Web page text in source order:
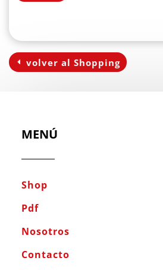
volver al Shopping
MENÚ
Shop
Pdf
Nosotros
Contacto